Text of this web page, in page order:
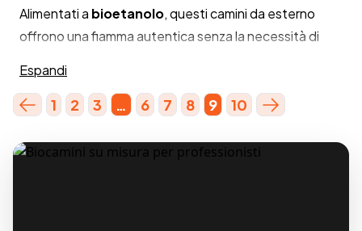
Alimentati a bioetanolo, questi camini da esterno
offrono una fiamma autentica senza la necessità di
terrazze, verande e patii
bioetanolo garantisce l’assenza di fumo, cenere o
modo ecologico e sicuro.​
Espandi
1 2 3 … 6 7 8 9 10